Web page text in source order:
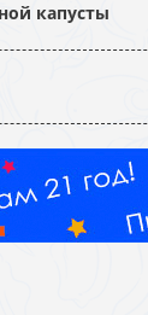
капусты